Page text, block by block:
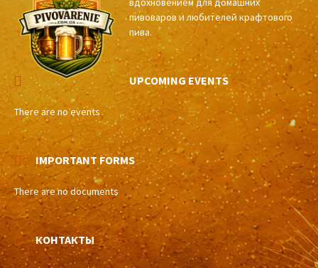
пивоваров и любителей крафтового
пива.
UPCOMING EVENTS
There are no events
IMPORTANT FORMS
There are no documents
КОНТАКТЫ